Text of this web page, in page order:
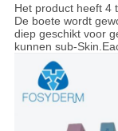
Het product heeft 4
De boete wordt
diep geschikt voor
kunnen sub-